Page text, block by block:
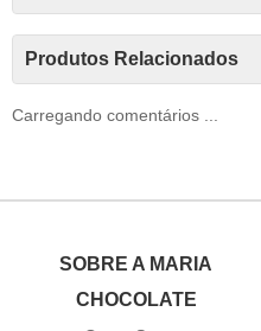
Produtos Relacionados
Carregando comentários ...
SOBRE A MARIA
CHOCOLATE